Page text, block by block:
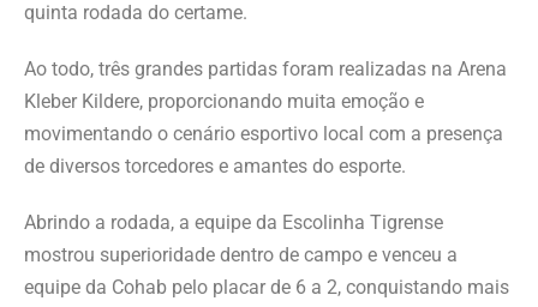
quinta rodada do certame.
Ao todo, três grandes partidas foram realizadas na Arena
Kleber Kildere, proporcionando muita emoção e
movimentando o cenário esportivo local com a presença
de diversos torcedores e amantes do esporte.
Abrindo a rodada, a equipe da Escolinha Tigrense
mostrou superioridade dentro de campo e venceu a
equipe da Cohab pelo placar de 6 a 2, conquistando mais